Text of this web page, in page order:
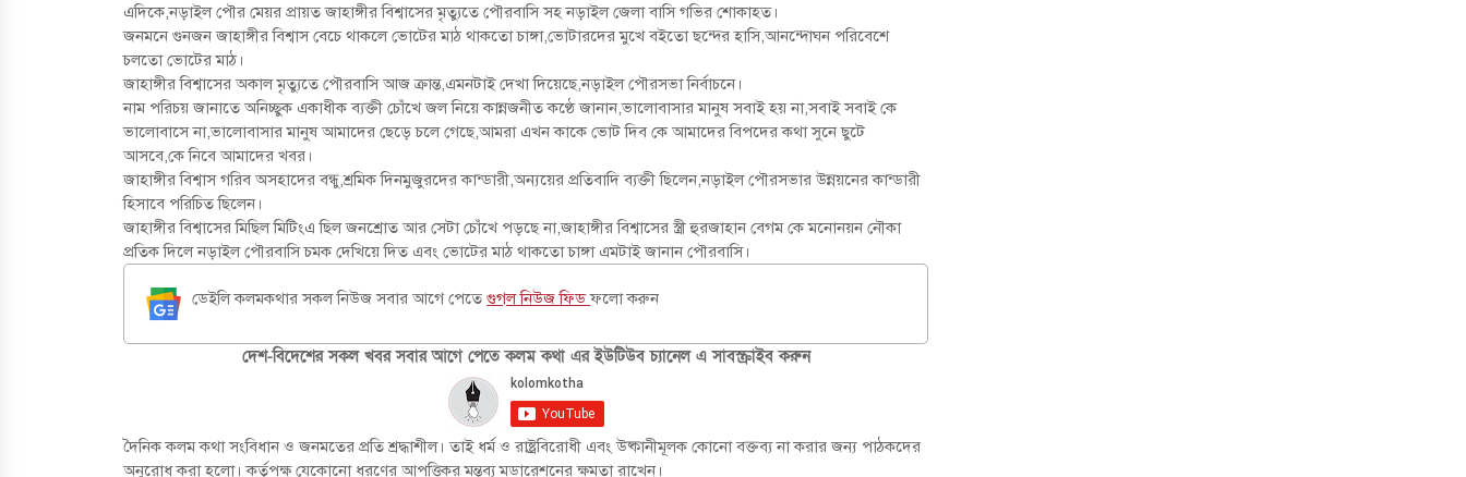
এদিকে,নড়াইল পৌর মেয়র প্রায়ত জাহাঙ্গীর বিশ্বাসের মৃত্যুতে পৌরবাসি সহ নড়াইল জেলা বাসি গভির শোকাহত।
জনমনে গুনজন জাহাঙ্গীর বিশ্বাস বেচে থাকলে ভোটের মাঠ থাকতো চাঙ্গা,ভোটারদের মুখে বইতো ছন্দের হাসি,আনন্দোঘন পরিবেশে
চলতো ভোটের মাঠ।
জাহাঙ্গীর বিশ্বাসের অকাল মৃত্যুতে পৌরবাসি আজ ক্রান্ত,এমনটাই দেখা দিয়েছে,নড়াইল পৌরসভা নির্বাচনে।
নাম পরিচয় জানাতে অনিচ্ছুক একাধীক ব্যক্তী চোঁখে জল নিয়ে কান্নজনীত কণ্ঠে জানান,ভালোবাসার মানুষ সবাই হয় না,সবাই সবাই কে
ভালোবাসে না,ভালোবাসার মানুষ আমাদের ছেড়ে চলে গেছে,আমরা এখন কাকে ভোট দিব কে আমাদের বিপদের কথা সুনে ছুটে
আসবে,কে নিবে আমাদের খবর।
জাহাঙ্গীর বিশ্বাস গরিব অসহাদের বন্ধু,শ্রমিক দিনমুজুরদের কান্ডারী,অন্যয়ের প্রতিবাদি ব্যক্তী ছিলেন,নড়াইল পৌরসভার উন্নয়নের কান্ডারী
হিসাবে পরিচিত ছিলেন।
জাহাঙ্গীর বিশ্বাসের মিছিল মিটিংএ ছিল জনশ্রোত আর সেটা চোঁখে পড়ছে না,জাহাঙ্গীর বিশ্বাসের স্ত্রী হুরজাহান বেগম কে মনোনয়ন নৌকা
প্রতিক দিলে নড়াইল পৌরবাসি চমক দেখিয়ে দিত এবং ভোটের মাঠ থাকতো চাঙ্গা এমটাই জানান পৌরবাসি।
ডেইলি কলমকথার সকল নিউজ সবার আগে পেতেগুগল নিউজ ফিডফলো করুন
দেশ-বিদেশের সকল খবর সবার আগে পেতে কলম কথা এর ইউটিউব চ্যানেল এ সাবস্ক্রাইব করুন
দৈনিক কলম কথা সংবিধান ও জনমতের প্রতি শ্রদ্ধাশীল। তাই ধর্ম ও রাষ্ট্রবিরোধী এবং উষ্কানীমূলক কোনো বক্তব্য না করার জন্য পাঠকদের
অনুরোধ করা হলো। কর্তৃপক্ষ যেকোনো ধরণের আপত্তিকর মন্তব্য মডারেশনের ক্ষমতা রাখেন।